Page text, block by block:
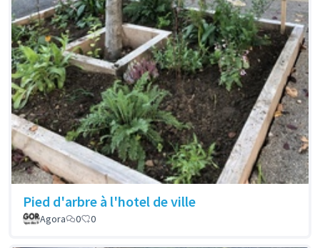
Pied d'arbre à l'hotel de ville
Agora 0 0